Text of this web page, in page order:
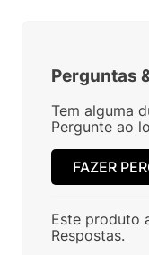
Perguntas
Tem alguma
Pergunte ao
FAZER
Este produto
Respostas.